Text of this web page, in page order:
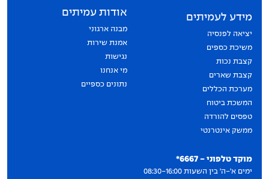
מוקד טלפוני - 6667*
ימים א'-ה' בין השעות 08:30-16:00
מידע לעמיתים
יציאה לפנסיה
משיכת כספים
קצבת נכות
קצבת שארים
מערכת הכללים
המשכת ביטוח
טפסים להורדה
ממשק אינטרנטי
אודות עמיתים
מבנה ארגוני
אמנת שירות
נגישות
מי אנחנו
נתונים כספיים